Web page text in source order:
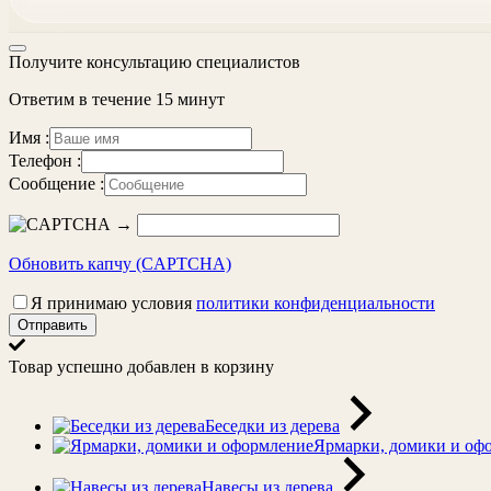
Получите консультацию специалистов
Ответим в течение 15 минут
Имя :
Телефон :
Сообщение :
→
Обновить капчу (CAPTCHA)
Я принимаю условия политики конфиденциальности
Отправить
Товар успешно добавлен в корзину
Беседки из дерева
Ярмарки, домики и
Навесы из дерева